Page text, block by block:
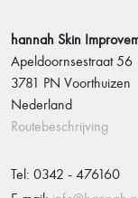
hannah Skin
Apeldoornsestraat 56
3781 PN Voorthuizen
Nederland
Routebeschrijving
Tel: 0342 - 476160